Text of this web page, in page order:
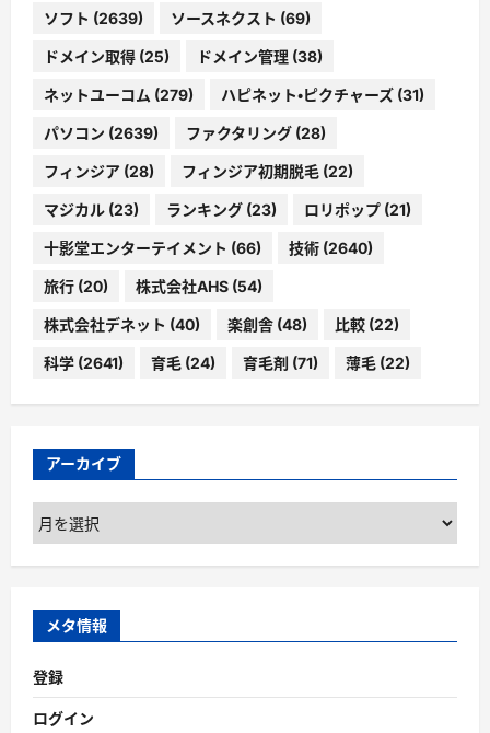
ソフト (2639) ソースネクスト (69)
ドメイン取得 (25) ドメイン管理 (38)
ネットユーコム (279) ハピネット・ピクチャーズ (31)
パソコン (2639) ファクタリング (28)
フィンジア (28) フィンジア初期脱毛 (22)
マジカル (23) ランキング (23) ロリポップ (21)
十影堂エンターテイメント (66) 技術 (2640)
旅行 (20) 株式会社AHS (54)
株式会社デネット (40) 楽創舎 (48) 比較 (22)
科学 (2641) 育毛 (24) 育毛剤 (71) 薄毛 (22)
アーカイブ
ア
ー
カ
ブ
メタ情報
登録
ログイン